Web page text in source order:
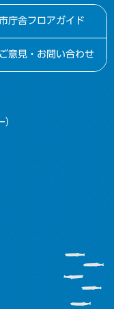
庁舎フロアガイド
ご意見・お問い合わせ